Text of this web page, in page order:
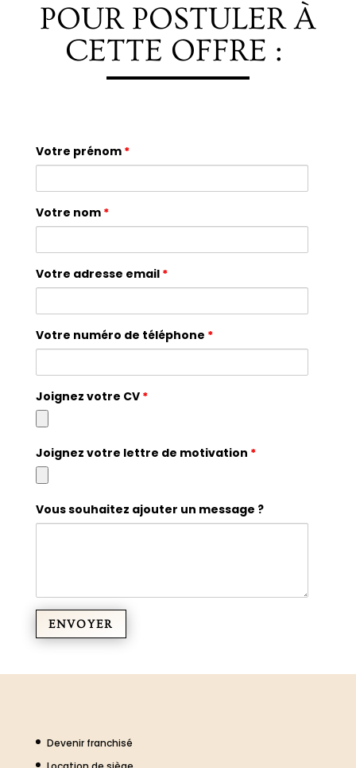
POUR POSTULER À
CETTE OFFRE :
Votre prénom *
Votre nom *
Votre adresse email *
Votre numéro de téléphone *
Joignez votre CV *
Joignez votre lettre de motivation *
Vous souhaitez ajouter un message ?
Devenir franchisé